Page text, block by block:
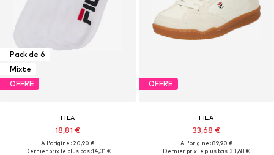
Pack de 6
Mixte
OFFRE
FILA
18,81 €
À l'origine : 20,90 €
Dernier prix le plus bas :14,31 €
OFFRE
FILA
33,68 €
À l'origine : 89,90 €
Dernier prix le plus bas :33,68 €